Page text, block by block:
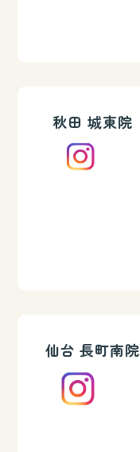
秋田 城東院
仙台 長町南院